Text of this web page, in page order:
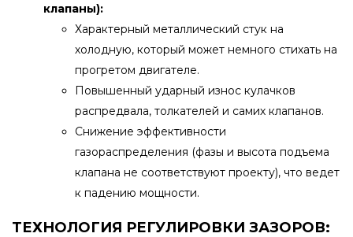
клапаны):
Характерный металлический стук на
холодную, который может немного стихать на
прогретом двигателе.
Повышенный ударный износ кулачков
распредвала, толкателей и самих клапанов.
Снижение эффективности
газораспределения (фазы и высота подъема
клапана не соответствуют проекту), что ведет
к падению мощности.
ТЕХНОЛОГИЯ РЕГУЛИРОВКИ ЗАЗОРОВ: